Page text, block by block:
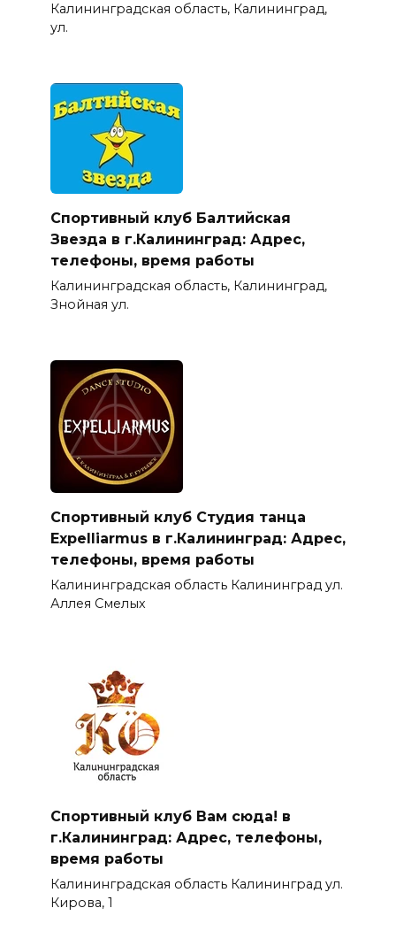
Калининградская область, Калининград,
ул.
Спортивный клуб Балтийская
Звезда в г.Калининград: Адрес,
телефоны, время работы
Калининградская область, Калининград,
Знойная ул.
Спортивный клуб Студия танца
Expelliarmus в г.Калининград: Адрес,
телефоны, время работы
Калининградская область Калининград ул.
Аллея Смелых
Спортивный клуб Вам сюда! в
г.Калининград: Адрес, телефоны,
время работы
Калининградская область Калининград ул.
Кирова, 1